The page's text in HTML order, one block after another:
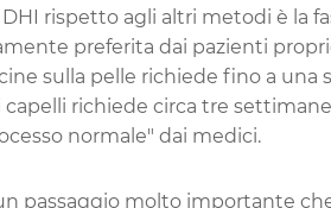
rispetto agli altri metodi è la
preferita dai pazienti
sulla pelle richiede fino a una
richiede circa tre
normale" dai medici.
passaggio molto importante